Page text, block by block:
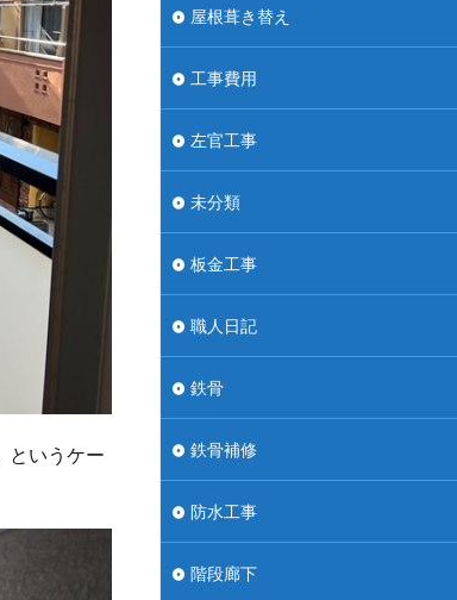
というケー
屋根葺き替え
工事費用
左官工事
未分類
板金工事
職人日記
鉄骨
鉄骨補修
防水工事
階段廊下